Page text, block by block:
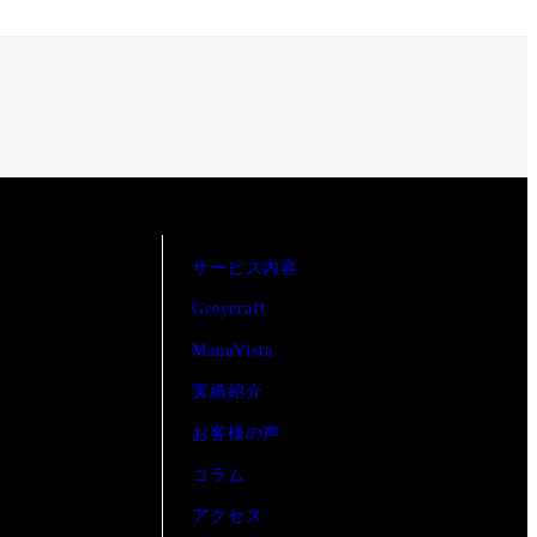
サービス内容
Greycraft
ManuVista
実績紹介
お客様の声
コラム
アクセス